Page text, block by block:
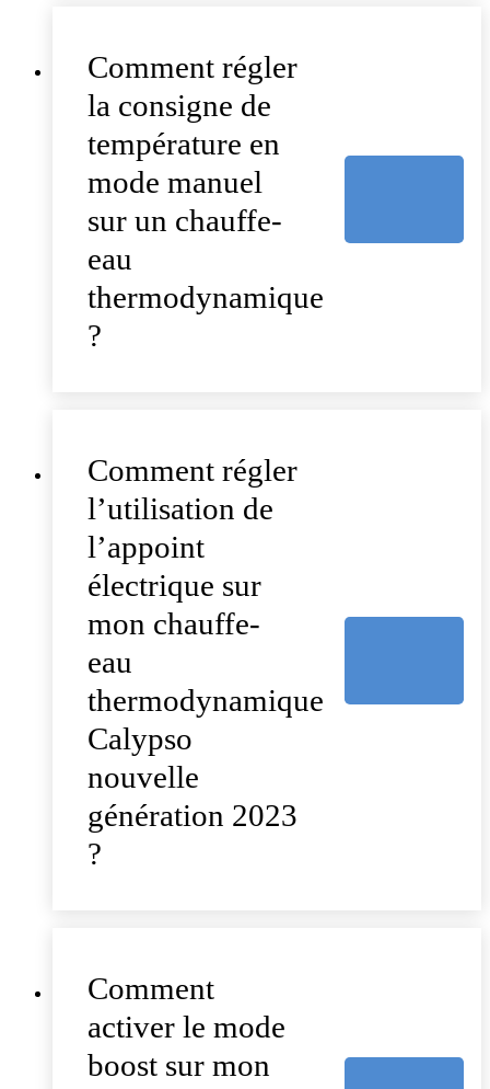
Comment régler
la consigne de
température en
mode manuel
sur un chauffe-
eau
thermodynamique
?
Comment régler
l’utilisation de
l’appoint
électrique sur
mon chauffe-
eau
thermodynamique
Calypso
nouvelle
génération 2023
?
Comment
activer le mode
boost sur mon